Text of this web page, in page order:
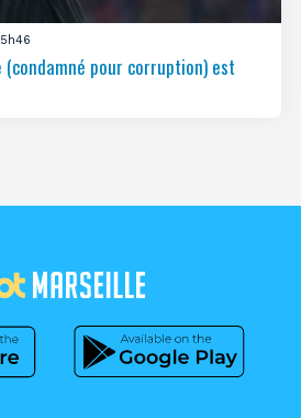
(condamné pour corruption) est